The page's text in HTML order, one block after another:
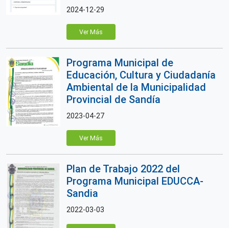
2024-12-29
Ver Más
Programa Municipal de
Educación, Cultura y Ciudadanía
Ambiental de la Municipalidad
Provincial de Sandía
2023-04-27
Ver Más
Plan de Trabajo 2022 del
Programa Municipal EDUCCA-
Sandia
2022-03-03